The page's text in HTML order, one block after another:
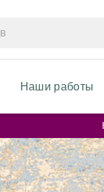
Наши работы